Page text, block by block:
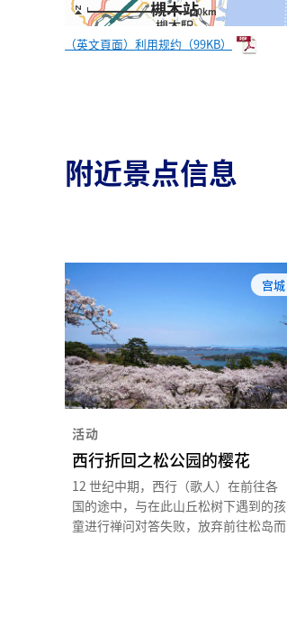
20km
（英文頁面）利用规约（99KB）
附近景点信息
宫城
活动
西行折回之松公园的樱花
12 世纪中期，西行（歌人）在前往各
国的途中，与在此山丘松树下遇到的孩
童进行禅问对答失败，放弃前往松岛而